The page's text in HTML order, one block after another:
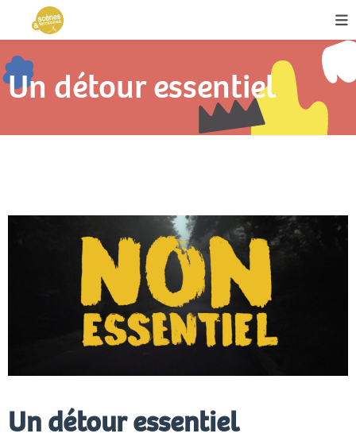
Un détour essentiel
Un détour essentiel